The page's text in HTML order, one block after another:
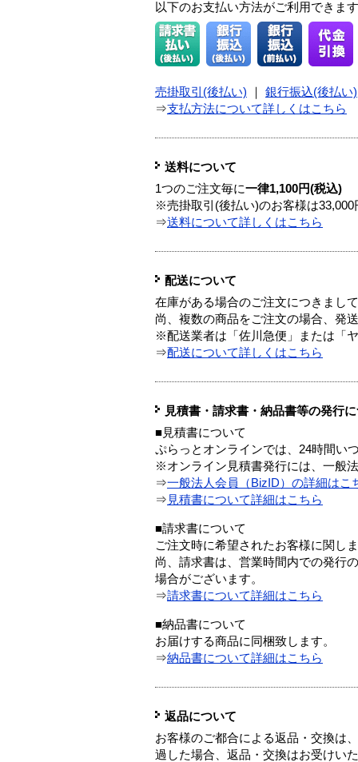
以下のお支払い方法がご利用できます
売掛取引(後払い) 銀行振込(後払い)
⇒支払方法について詳しくはこちら
送料について
1つのご注文毎に一律1,100円(税込)
※売掛取引(後払い)のお客様は33,000
⇒送料について詳しくはこちら
配送について
在庫がある場合のご注文につきまし
尚、複数の商品をご注文の場合、発
※配送業者は「佐川急便」または「
⇒配送について詳しくはこちら
見積書・請求書・納品書等の発行
■見積書について
ぷらっとオンラインでは、24時間い
※オンライン見積書発行には、一般
⇒一般法人会員（BizID）の詳細はこ
⇒ 見積書について詳細はこちら
■請求書について
ご注文時に希望されたお客様に関し
尚、請求書は、営業時間内での発行
場合がございます。
⇒請求書について詳細はこちら
■納品書について
お届けする商品に同梱致します。
⇒納品書について詳細はこちら
返品について
お客様のご都合による返品・交換は
過した場合、返品・交換はお受けいた